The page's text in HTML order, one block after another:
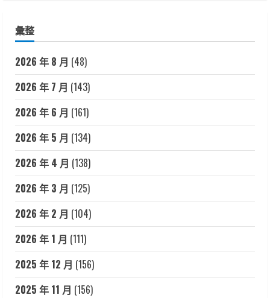
彙整
2026 年 8 月 (48)
2026 年 7 月 (143)
2026 年 6 月 (161)
2026 年 5 月 (134)
2026 年 4 月 (138)
2026 年 3 月 (125)
2026 年 2 月 (104)
2026 年 1 月 (111)
2025 年 12 月 (156)
2025 年 11 月 (156)